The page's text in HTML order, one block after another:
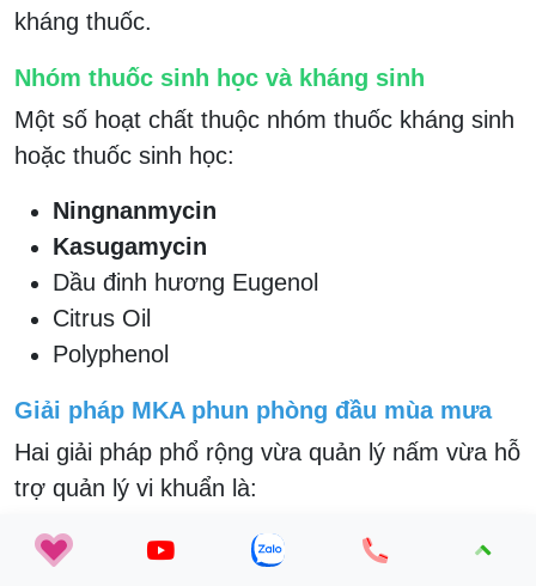
kháng thuốc.
Nhóm thuốc sinh học và kháng sinh
Một số hoạt chất thuộc nhóm thuốc kháng sinh
hoặc thuốc sinh học:
Ningnanmycin
Kasugamycin
Dầu đinh hương Eugenol
Citrus Oil
Polyphenol
Giải pháp MKA phun phòng đầu mùa mưa
Hai giải pháp phổ rộng vừa quản lý nấm vừa hỗ
trợ quản lý vi khuẩn là:
Dầu đinh hương MKA